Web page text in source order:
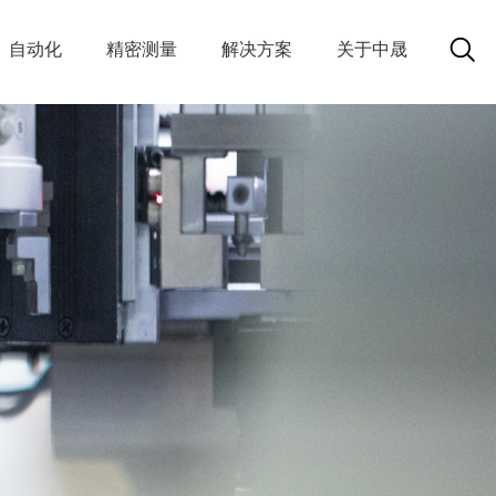
自动化 精密测量 解决方案 关于中晟